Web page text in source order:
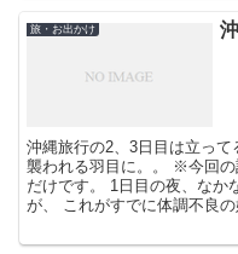
旅・お出かけ
沖縄旅行の2、3日目は立っ
襲われる羽目に。。 ※今回
だけです。 1日目の夜、なか
が、 これがすでに体調不良